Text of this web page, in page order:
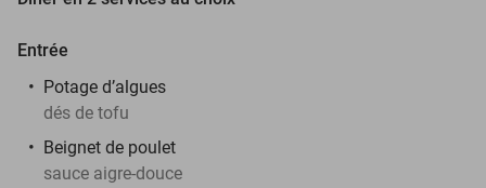
Entrée
Potage d’algues
dés de tofu
Beignet de poulet
sauce aigre-douce